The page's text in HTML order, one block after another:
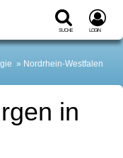
Suche Login
Nordrhein-Westfalen
in